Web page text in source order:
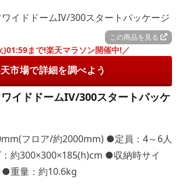
この商品を見る
)01:59まで!楽天マラソン開催中!／
市場で詳細を調べよう
イドドームIV/300スタートパッケ
フロア/約2000mm) ●定員：4～6人
約300×300×185(h)cm ●収納時サイ
重量：約10.6kg